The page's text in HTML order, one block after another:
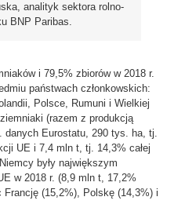
analityk sektora rolno-
BNP Paribas.
i 79,5% zbiorów w 2018 r.
państwach członkowskich:
Polsce, Rumuni i Wielkiej
(razem z produkcją
danych Eurostatu, 290 tys. ha, tj.
UE i 7,4 mln t, tj. 14,3% całej
były największym
w 2018 r. (8,9 mln t, 17,2%
(15,2%), Polskę (14,3%) i